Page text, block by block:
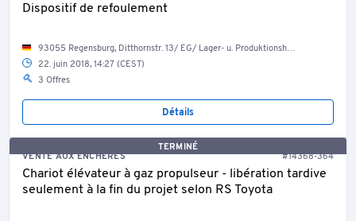
Dispositif de refoulement
93055 Regensburg, Ditthornstr. 13/ EG/ Lager- u. Produktionshalle
22. juin 2018, 14:27 (CEST)
3 Offres
Détails
TERMINÉ
VENTE AUX ENCHÈRES
#14368-364
Chariot élévateur à gaz propulseur - libération tardive
seulement à la fin du projet selon RS Toyota